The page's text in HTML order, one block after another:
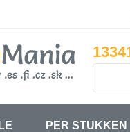
PER STUKKEN